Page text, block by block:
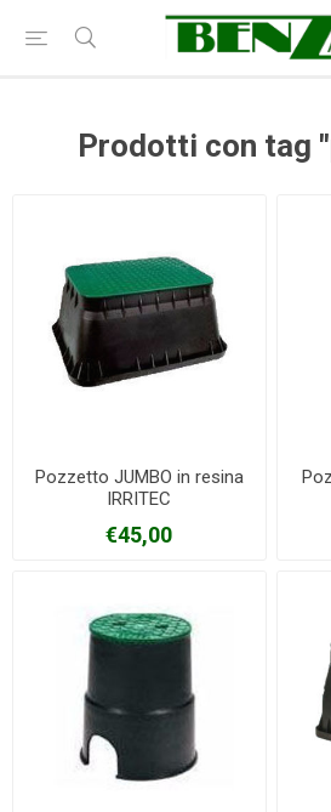
Prodotti con tag
Pozzetto JUMBO in resina
IRRITEC
€45,00